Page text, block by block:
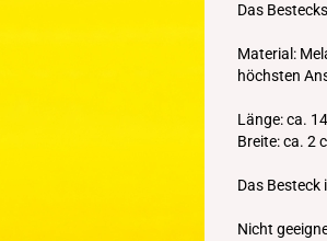
Das
Material:
höchsten
Länge: ca.
Breite: ca. 2
Das
Nicht